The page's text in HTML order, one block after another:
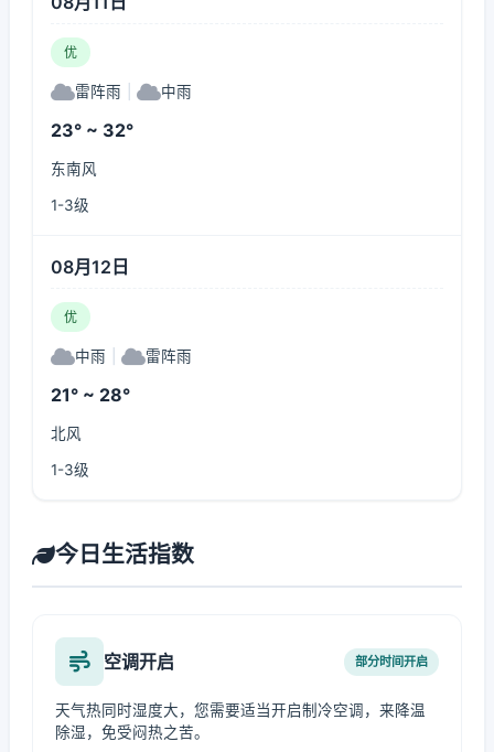
优
雷阵雨 中雨
23° ~ 32°
东南风
1-3级
08月12日
优
中雨 雷阵雨
21° ~ 28°
北风
1-3级
今日生活指数
空调开启 部分时间开启
天气热同时湿度大，您需要适当开启制冷空调，来降温
除湿，免受闷热之苦。